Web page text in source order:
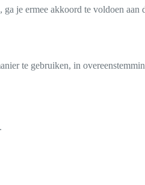
je ermee akkoord te voldoen
te gebruiken, in